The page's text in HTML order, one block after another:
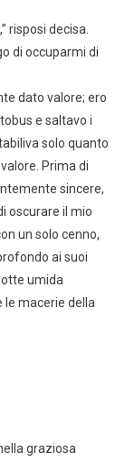
risposi decisa.
di occuparmi di
dato valore; ero
e saltavo i
solo quanto
Prima di
sincere,
oscurare il mio
un solo cenno,
ai suoi
umida
le macerie della
graziosa